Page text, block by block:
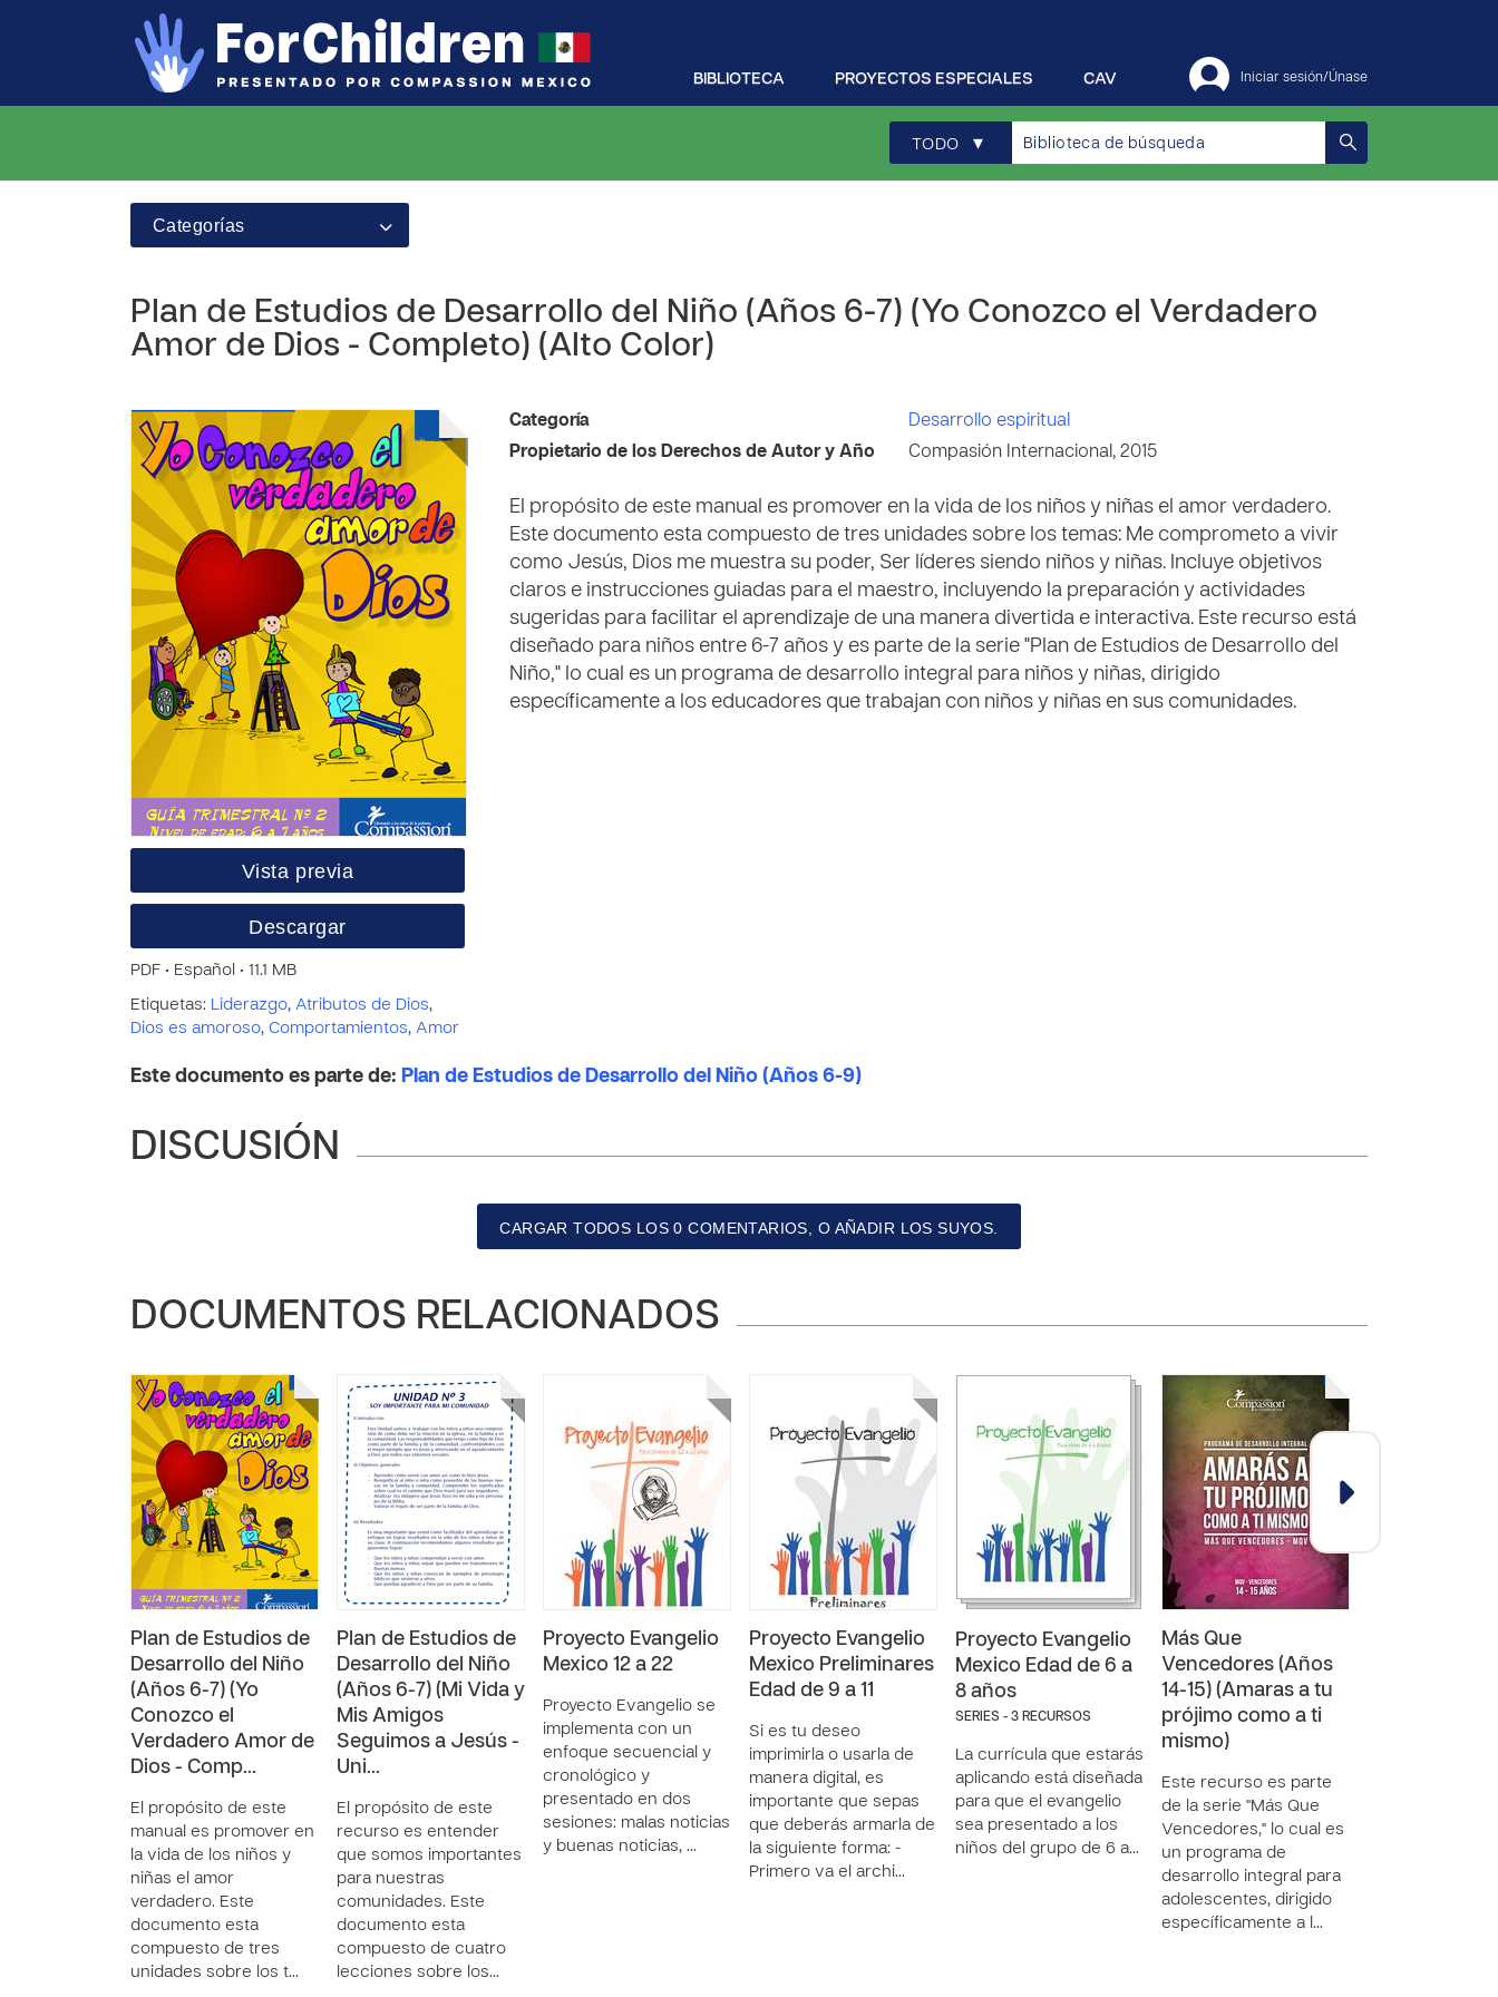
Iniciar sesión/Únase
CAV
PROYECTOS ESPECIALES
BIBLIOTECA
TODO ▾
Categorías
Plan de Estudios de Desarrollo del Niño (Años 6-7) (Yo Conozco el Verdadero
Amor de Dios - Completo) (Alto Color)
Vista previa
Descargar
PDF • Español • 11.1 MB
Etiquetas: Liderazgo, Atributos de Dios,
Dios es amoroso, Comportamientos, Amor
Categoría
Desarrollo espiritual
Propietario de los Derechos de Autor y Año
Compasión Internacional, 2015
El propósito de este manual es promover en la vida de los niños y niñas el amor verdadero.
Este documento esta compuesto de tres unidades sobre los temas: Me comprometo a vivir
como Jesús, Dios me muestra su poder, Ser líderes siendo niños y niñas. Incluye objetivos
claros e instrucciones guiadas para el maestro, incluyendo la preparación y actividades
sugeridas para facilitar el aprendizaje de una manera divertida e interactiva. Este recurso está
diseñado para niños entre 6-7 años y es parte de la serie "Plan de Estudios de Desarrollo del
Niño," lo cual es un programa de desarrollo integral para niños y niñas, dirigido
específicamente a los educadores que trabajan con niños y niñas en sus comunidades.
Este documento es parte de: Plan de Estudios de Desarrollo del Niño (Años 6-9)
DISCUSIÓN
CARGAR TODOS LOS 0 COMENTARIOS, O AÑADIR LOS SUYOS.
DOCUMENTOS RELACIONADOS
Plan de Estudios de
Desarrollo del Niño
(Años 6-7) (Yo
Conozco el
Verdadero Amor de
Dios - Comp…
El propósito de este
manual es promover en
la vida de los niños y
niñas el amor
verdadero. Este
documento esta
compuesto de tres
unidades sobre los t…
Plan de Estudios de
Desarrollo del Niño
(Años 6-7) (Mi Vida y
Mis Amigos
Seguimos a Jesús -
Uni…
El propósito de este
recurso es entender
que somos importantes
para nuestras
comunidades. Este
documento esta
compuesto de cuatro
lecciones sobre los…
Proyecto Evangelio
Mexico 12 a 22
Proyecto Evangelio se
implementa con un
enfoque secuencial y
cronológico y
presentado en dos
sesiones: malas noticias
y buenas noticias, …
Proyecto Evangelio
Mexico Preliminares
Edad de 9 a 11
Si es tu deseo
imprimirla o usarla de
manera digital, es
importante que sepas
que deberás armarla de
la siguiente forma: -
Primero va el archi…
Proyecto Evangelio
Mexico Edad de 6 a
8 años
SERIES - 3 RECURSOS
La currícula que estarás
aplicando está diseñada
para que el evangelio
sea presentado a los
niños del grupo de 6 a…
Más Que
Vencedores (Años
14-15) (Amaras a tu
prójimo como a ti
mismo)
Este recurso es parte
de la serie "Más Que
Vencedores," lo cual es
un programa de
desarrollo integral para
adolescentes, dirigido
específicamente a l…